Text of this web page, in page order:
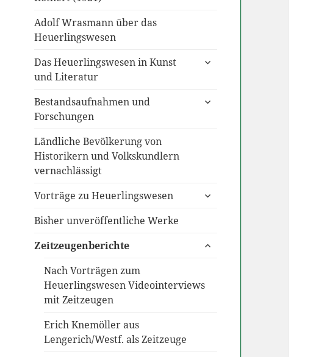
Adolf Wrasmann über das
Heuerlingswesen
Das Heuerlingswesen in Kunst
und Literatur
untermenü
Bestandsaufnahmen und
Forschungen
untermenü
Ländliche Bevölkerung von
Historikern und Volkskundlern
vernachlässigt
Vorträge zu Heuerlingswesen
untermenü
Bisher unveröffentliche Werke
Zeitzeugenberichte
untermenü
Nach Vorträgen zum
Heuerlingswesen Videointerviews
mit Zeitzeugen
Erich Knemöller aus
Lengerich/Westf. als Zeitzeuge